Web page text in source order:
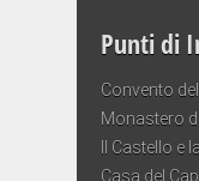
Punti di
Convento
Monastero
Il Castello e
Casa del